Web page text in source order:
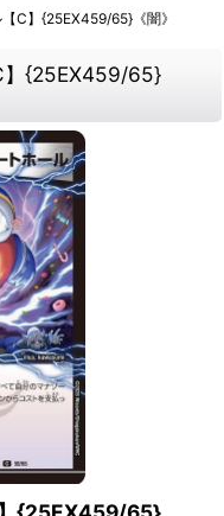
C】{25EX459/65}《闇》
】{25EX459/65}